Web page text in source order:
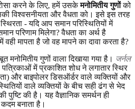
करने के लिए, हमें उसकेमनोमितीय गुणोंको
विश्वसनीयता और वैधता को। इसे इस तरह
- यदि आप समान परिस्थितियों में
परिणाम मिलेगा? वैधता का अर्थ है
वही मापता है जो वह मापने का दावा करता है?
गुणों वाला दिखाया गया है। जर्नल
में प्रकाशित शोध ने लगातार स्थिर
और बाइपोलर डिसऑर्डर वाले व्यक्तियों और
वाले व्यक्तियों के बीच सही ढंग से भेद
पुष्टि की है। यह वैज्ञानिक समर्थन ही
बनाता है।